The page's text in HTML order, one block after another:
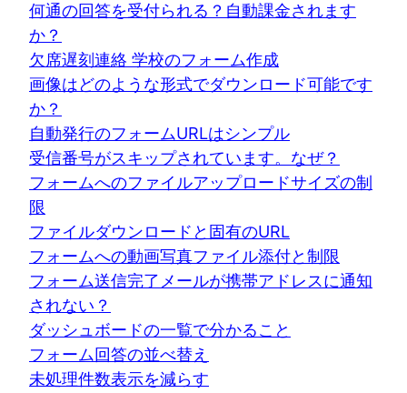
何通の回答を受付られる？自動課金されます
か？
欠席遅刻連絡 学校のフォーム作成
画像はどのような形式でダウンロード可能です
か？
自動発行のフォームURLはシンプル
受信番号がスキップされています。なぜ？
フォームへのファイルアップロードサイズの制
限
ファイルダウンロードと固有のURL
フォームへの動画写真ファイル添付と制限
フォーム送信完了メールが携帯アドレスに通知
されない？
ダッシュボードの一覧で分かること
フォーム回答の並べ替え
未処理件数表示を減らす